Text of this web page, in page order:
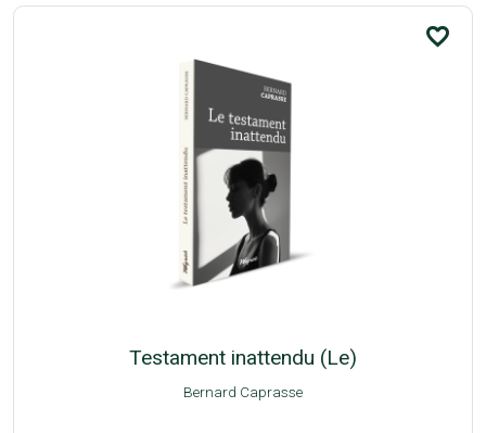
favorite_border
Testament inattendu (Le)
Bernard Caprasse